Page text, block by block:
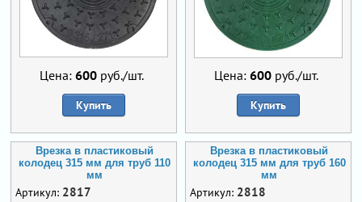
Цена: 600 руб./шт.
Купить
Цена: 600 руб./шт.
Купить
Врезка в пластиковый
колодец 315 мм для труб 110
мм
Артикул: 2817
Врезка в пластиковый
колодец 315 мм для труб 160
мм
Артикул: 2818